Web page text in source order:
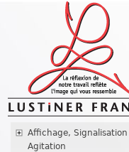
Affichage, Signalisation
Agitation